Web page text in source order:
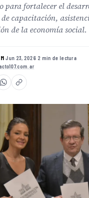
para fortalecer el
capacitación,
de la economía social.
·Jun 23, 2026·2 min de lectura·